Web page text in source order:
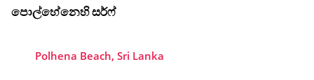
පොල්හේනෙහි සර්ෆ්
Polhena Beach, Sri Lanka